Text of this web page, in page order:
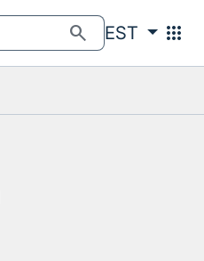
search EST apps